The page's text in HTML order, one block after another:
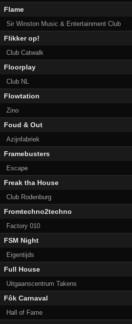
Flame
Sir Winston Music & Entertainment Club
Flikker op!
Club Catwalk
Floorplay
Club NL
Flowtation
Zino
Foud & Out
Azijnfabriek
Framebusters
Escape
Freak tha House
Club Rodenburg
Fromtechno2techno
Factory 010
FSM Night
Eigentijds
Full House
Uitgaanscentrum Takens
Fôk Carnaval
Hall of Fame